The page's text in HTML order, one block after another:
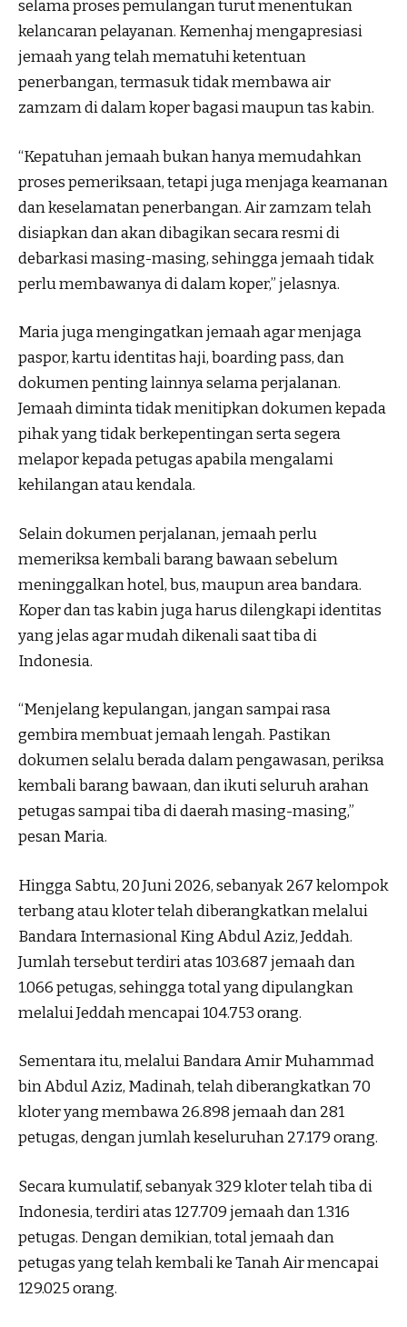
selama proses pemulangan turut menentukan
kelancaran pelayanan. Kemenhaj mengapresiasi
jemaah yang telah mematuhi ketentuan
penerbangan, termasuk tidak membawa air
zamzam di dalam koper bagasi maupun tas kabin.
“Kepatuhan jemaah bukan hanya memudahkan
proses pemeriksaan, tetapi juga menjaga keamanan
dan keselamatan penerbangan. Air zamzam telah
disiapkan dan akan dibagikan secara resmi di
debarkasi masing-masing, sehingga jemaah tidak
perlu membawanya di dalam koper,” jelasnya.
Maria juga mengingatkan jemaah agar menjaga
paspor, kartu identitas haji, boarding pass, dan
dokumen penting lainnya selama perjalanan.
Jemaah diminta tidak menitipkan dokumen kepada
pihak yang tidak berkepentingan serta segera
melapor kepada petugas apabila mengalami
kehilangan atau kendala.
Selain dokumen perjalanan, jemaah perlu
memeriksa kembali barang bawaan sebelum
meninggalkan hotel, bus, maupun area bandara.
Koper dan tas kabin juga harus dilengkapi identitas
yang jelas agar mudah dikenali saat tiba di
Indonesia.
“Menjelang kepulangan, jangan sampai rasa
gembira membuat jemaah lengah. Pastikan
dokumen selalu berada dalam pengawasan, periksa
kembali barang bawaan, dan ikuti seluruh arahan
petugas sampai tiba di daerah masing-masing,”
pesan Maria.
Hingga Sabtu, 20 Juni 2026, sebanyak 267 kelompok
terbang atau kloter telah diberangkatkan melalui
Bandara Internasional King Abdul Aziz, Jeddah.
Jumlah tersebut terdiri atas 103.687 jemaah dan
1.066 petugas, sehingga total yang dipulangkan
melalui Jeddah mencapai 104.753 orang.
Sementara itu, melalui Bandara Amir Muhammad
bin Abdul Aziz, Madinah, telah diberangkatkan 70
kloter yang membawa 26.898 jemaah dan 281
petugas, dengan jumlah keseluruhan 27.179 orang.
Secara kumulatif, sebanyak 329 kloter telah tiba di
Indonesia, terdiri atas 127.709 jemaah dan 1.316
petugas. Dengan demikian, total jemaah dan
petugas yang telah kembali ke Tanah Air mencapai
129.025 orang.